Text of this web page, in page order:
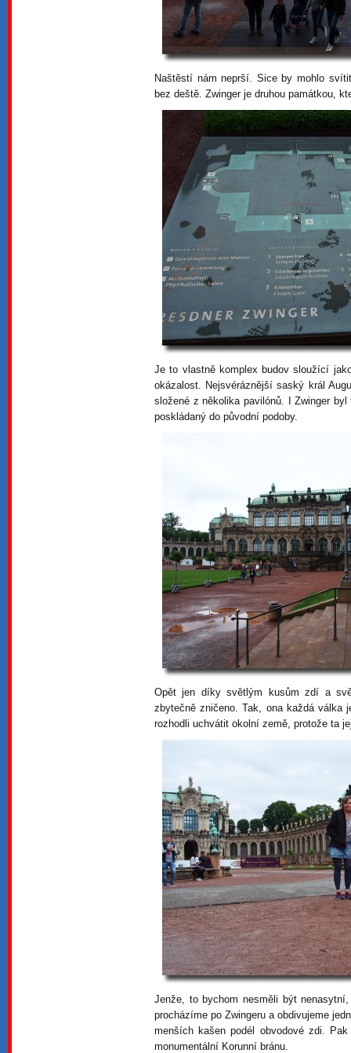
Naštěstí nám neprší. Sice by mohlo
bez deště. Zwinger je druhou památkou,
Je to vlastně komplex budov sloužící
okázalost. Nejsvéráznější saský král
složené z několika pavilónů. I Zwinger
poskládaný do původní podoby.
Opět jen díky světlým kusům zdí a
zbytečně zničeno. Tak, ona každá válka
rozhodli uchvátit okolní země, protože ta
Jenže, to bychom nesměli být
procházíme po Zwingeru a obdivujeme
menších kašen podél obvodové zdi.
monumentální Korunní bránu.